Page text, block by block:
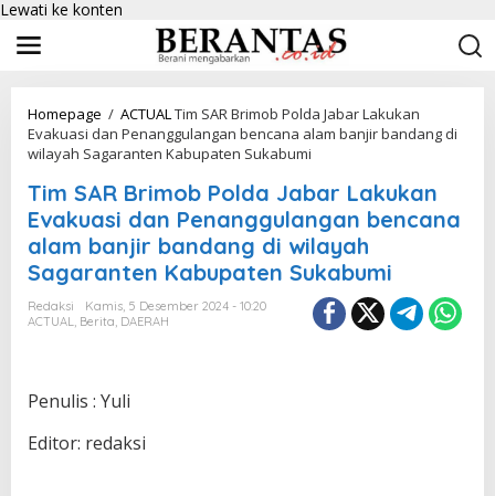
Lewati ke konten
Homepage / ACTUALTim SAR Brimob Polda Jabar Lakukan
Evakuasi dan Penanggulangan bencana alam banjir bandang di
wilayah Sagaranten Kabupaten Sukabumi
Tim SAR Brimob Polda Jabar Lakukan
Evakuasi dan Penanggulangan bencana
alam banjir bandang di wilayah
Sagaranten Kabupaten Sukabumi
Redaksi
Kamis, 5 Desember 2024 - 10:20
ACTUAL, Berita, DAERAH
Penulis : Yuli
Editor: redaksi